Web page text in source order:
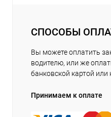
СПОСОБЫ
Вы можете оплатить
водителю, или же
банковской картой или
Принимаем к оплате